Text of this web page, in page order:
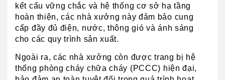
kết cấu vững chắc và hệ thống cơ sở hạ tầng
hoàn thiện, các nhà xưởng này đảm bảo cung
cấp đầy đủ điện, nước, thông gió và ánh sáng
cho các quy trình sản xuất.
Ngoài ra, các nhà xưởng còn được trang bị hệ
thống phòng cháy chữa cháy (PCCC) hiện đại,